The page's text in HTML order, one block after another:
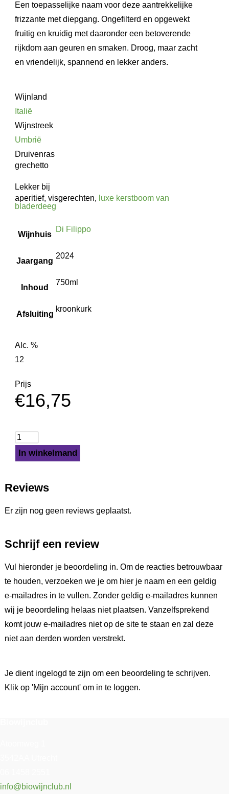
Een toepasselijke naam voor deze aantrekkelijke
frizzante met diepgang. Ongefilterd en opgewekt
fruitig en kruidig met daaronder een betoverende
rijkdom aan geuren en smaken. Droog, maar zacht
en vriendelijk, spannend en lekker anders.
Wijnland
Italië
Wijnstreek
Umbrië
Druivenras
grechetto
Lekker bij
aperitief, visgerechten, luxe kerstboom van
bladerdeeg
Wijnhuis
Di Filippo
Jaargang
2024
Inhoud
750ml
Afsluiting
kroonkurk
Alc. %
12
Prijs
€16,75
In winkelmand
Reviews
Er zijn nog geen reviews geplaatst.
Schrijf een review
Vul hieronder je beoordeling in. Om de reacties betrouwbaar
te houden, verzoeken we je om hier je naam en een geldig
e-mailadres in te vullen. Zonder geldig e-mailadres kunnen
wij je beoordeling helaas niet plaatsen. Vanzelfsprekend
komt jouw e-mailadres niet op de site te staan en zal deze
niet aan derden worden verstrekt.
Je dient ingelogd te zijn om een beoordeling te schrijven.
Klik op 'Mijn account' om in te loggen.
info@biowijnclub.nl